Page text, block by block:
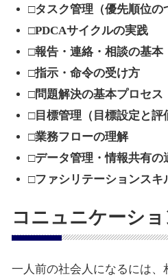
□タスク管理（優先順位の
□PDCAサイクルの実践
□報告・連絡・相談の基本
□指示・命令の受け方
□問題解決の基本プロセス
□目標管理（目標設定と評
□業務フローの理解
□データ管理・情報共有の
□ファシリテーションスキ
コニュニケーシ
一人前の社会人になるには